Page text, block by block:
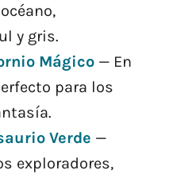
y gris.
Mágico— En
para los
Verde —
exploradores,